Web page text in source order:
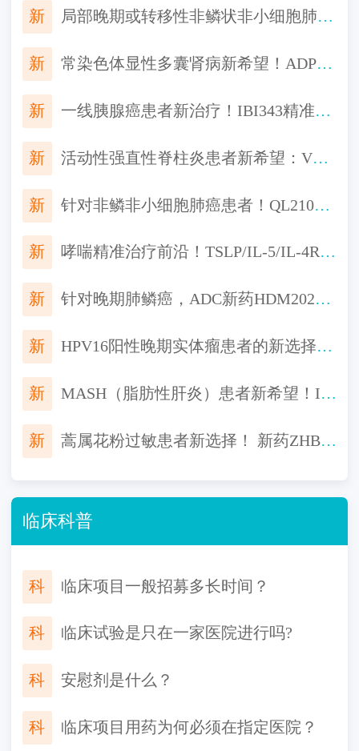
新 局部晚期或转移性非鳞状非小细胞肺癌一线用药，HB0025注射液联合化疗对比替雷利珠单抗联合化疗来了
新 常染色体显性多囊肾病新希望！ADPKD创新生物制品AZD1613，有望延缓肾功能恶化
新 一线胰腺癌患者新治疗！IBI343精准打击CLDN18.2阳性肿瘤，免费入组机会！
新 活动性强直性脊柱炎患者新希望：VC005片III期研究招募中，口服便捷，起效迅速
新 针对非鳞非小细胞肺癌患者！QL2107生物类似药启动III期研究，对标Keytruda一线治疗非鳞非小细胞肺癌
新 哮喘精准治疗前沿！TSLP/IL-5/IL-4Rα靶点新药III期临床进展汇总
新 针对晚期肺鳞癌，ADC新药HDM2020启动临床，“魔法子弹”精准打击，机会不容错过！
新 HPV16阳性晚期实体瘤患者的新选择！全新环状RNA疫苗TI-0093临床招募启动
新 MASH（脂肪性肝炎）患者新希望！IBI362临床启动：聚焦肝组织学改善
新 蒿属花粉过敏患者新选择！ 新药ZHB110舌下片免费用，告别长期过敏困扰！
临床科普
科 临床项目一般招募多长时间？
科 临床试验是只在一家医院进行吗?
科 安慰剂是什么？
科 临床项目用药为何必须在指定医院？